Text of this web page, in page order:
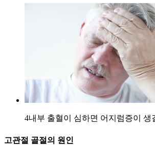
4내부 출혈이 심하면 어지럼증이 생
고관절 골절의 원인